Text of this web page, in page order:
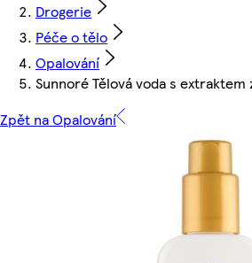
Drogerie
Péče o tělo
Opalování
Sunnoré Tělová voda s
Zpět na Opalování